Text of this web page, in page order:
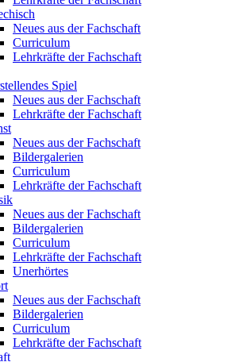
Neues aus der Fachschaft
Curriculum
Lehrkräfte der Fachschaft
Spiel
Neues aus der Fachschaft
Lehrkräfte der Fachschaft
Neues aus der Fachschaft
Bildergalerien
Curriculum
Lehrkräfte der Fachschaft
Neues aus der Fachschaft
Bildergalerien
Curriculum
Lehrkräfte der Fachschaft
Unerhörtes
Neues aus der Fachschaft
Bildergalerien
Curriculum
Lehrkräfte der Fachschaft